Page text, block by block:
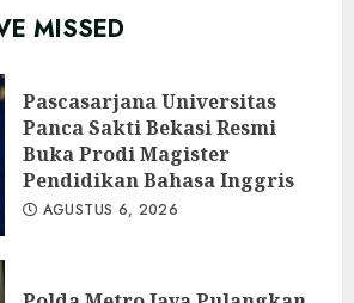
MISSED
Pascasarjana Universitas
Panca Sakti Bekasi Resmi
Buka Prodi Magister
Pendidikan Bahasa Inggris
AGUSTUS 6, 2026